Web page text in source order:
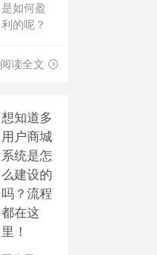
是如何盈
利的呢？
阅读全文
想知道多
用户商城
系统是怎
么建设的
吗？流程
都在这
里！